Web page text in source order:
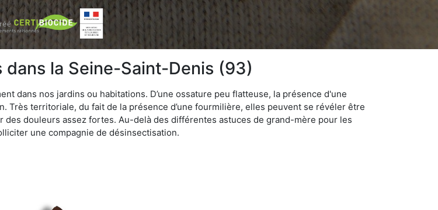
la Seine-Saint-Denis (93)
dans nos jardins ou habitations. D’une ossature peu flatteuse, la présence d'une
Très territoriale, du fait de la présence d’une fourmilière, elles peuvent se révéler être
douleurs assez fortes. Au-delà des différentes astuces de grand-mère pour les
une compagnie de désinsectisation.